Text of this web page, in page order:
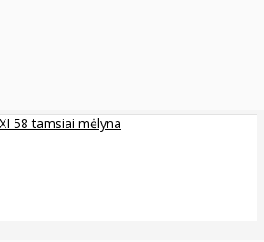
58 tamsiai mėlyna